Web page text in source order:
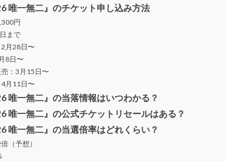
唯一無二』のチケット申し込み方法
円
まで
2月28日〜
8日〜
売：3月15日〜
4月11日〜
唯一無二』の当落情報はいつわかる？
唯一無二』の公式チケットリセールはある？
唯一無二』の当選倍率はどれくらい？
（予想）